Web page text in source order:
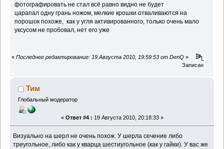
фотографировать не стал всё равно видно не будет
царапал одну грань ножом, мелкие крошки отваливаются на
порошок похоже, как у угля активированного, только очень мало
уксусом не пробовал, нет его уже
« Последнее редактирование: 19 Августа 2010, 19:59:53 от DenQ »
Записан
Тим
Глобальный модератор
« Ответ #4 : 19 Августа 2010, 20:18:33 »
Визуально на шерл не очень похож. У шерла сечение либо
треугольное, либо как у кварца шестиугольное (как у гайки). У вас же